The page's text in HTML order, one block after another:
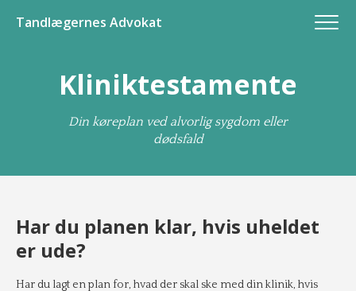
Tandlægernes Advokat
Kliniktestamente
Din køreplan ved alvorlig sygdom eller
dødsfald
Har du planen klar, hvis uheldet
er ude?
Har du lagt en plan for, hvad der skal ske med din klinik, hvis